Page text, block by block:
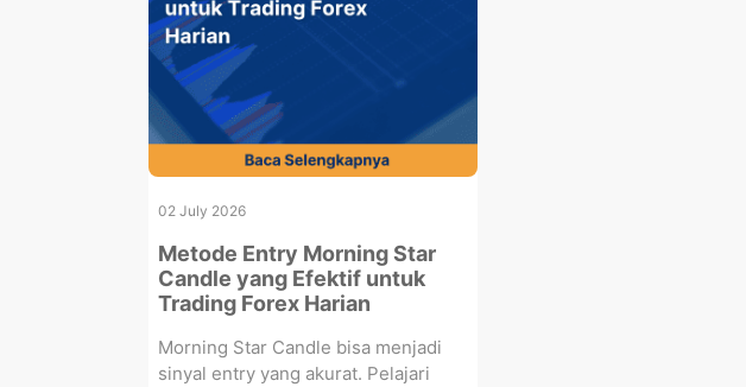
02 July 2026
Metode Entry Morning Star
Candle yang Efektif untuk
Trading Forex Harian
Morning Star Candle bisa menjadi
sinyal entry yang akurat. Pelajari